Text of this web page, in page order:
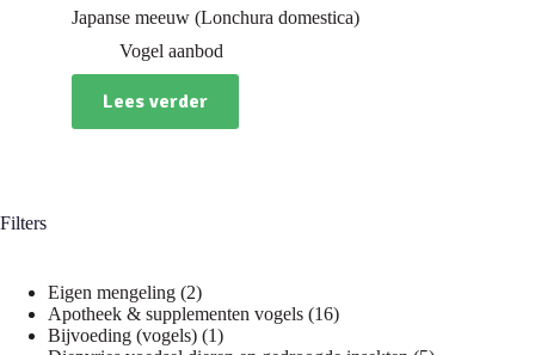
Japanse meeuw (Lonchura domestica)
Vogel aanbod
Lees verder
Filters
Eigen mengeling 22
producten
Apotheek & supplementen vogels 1616
Bijvoeding (vogels) 11